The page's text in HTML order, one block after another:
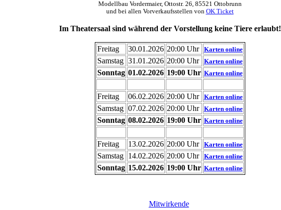
Modellbau Vordermaier, Ottostr. 26, 85521 Ottobrunn
und bei allen Vorverkaufsstellen von OK Ticket
Im Theatersaal sind während der Vorstellung keine Tiere erlaubt!
Freitag 30.01.2026 20:00 Uhr Karten online
Samstag 31.01.2026 20:00 Uhr Karten online
Sonntag 01.02.2026 19:00 Uhr Karten online
Freitag 06.02.2026 20:00 Uhr Karten online
Samstag 07.02.2026 20:00 Uhr Karten online
Sonntag 08.02.2026 19:00 Uhr Karten online
Freitag 13.02.2026 20:00 Uhr Karten online
Samstag 14.02.2026 20:00 Uhr Karten online
Sonntag 15.02.2026 19:00 Uhr Karten online
Mitwirkende